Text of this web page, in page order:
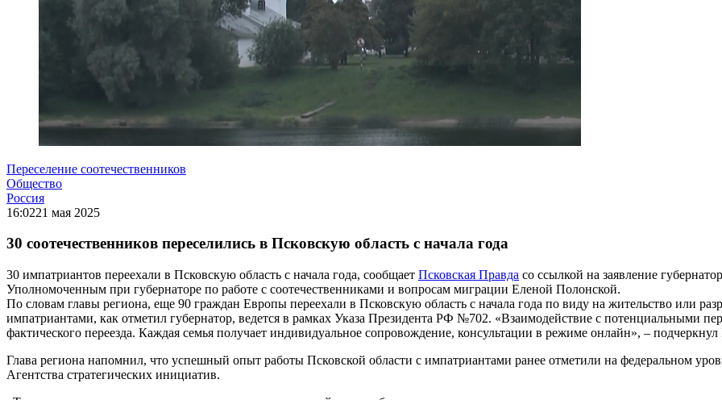
Переселение соотечественников
Общество
Россия
16:0221 мая 2025
30 соотечественников переселились в Псковскую область с начала года
30 импатриантов переехали в Псковскую область с начала года, сообщает Псковская Правда со ссылкой на заявление
Уполномоченным при губернаторе по работе с соотечественниками и вопросам миграции Еленой Полонской.
По словам главы региона, еще 90 граждан Европы переехали в Псковскую область с начала года по виду на жительство или
импатриантами, как отметил губернатор, ведется в рамках Указа Президента РФ №702. «Взаимодействие с потенциальными
фактического переезда. Каждая семья получает индивидуальное сопровождение, консультации в режиме онлайн», –
Глава региона напомнил, что успешный опыт работы Псковской области с импатриантами ранее отметили на федеральном
Агентства стратегических инициатив.